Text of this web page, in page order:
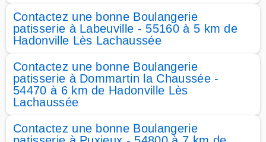
Contactez une bonne Boulangerie
patisserie à Labeuville - 55160 à 5 km de
Hadonville Lès Lachaussée
Contactez une bonne Boulangerie
patisserie à Dommartin la Chaussée -
54470 à 6 km de Hadonville Lès
Lachaussée
Contactez une bonne Boulangerie